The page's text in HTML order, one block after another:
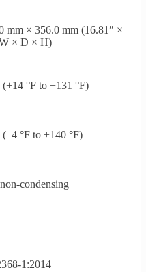
mm × 356.0 mm (16.81″ ×
× D × H)
°F to +131 °F)
°F to +140 °F)
condensing
1:2014